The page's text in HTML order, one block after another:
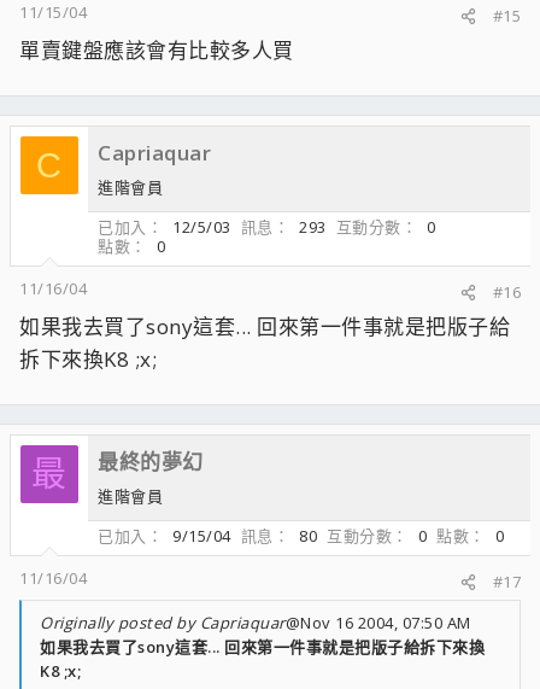
11/15/04
#15
單賣鍵盤應該會有比較多人買
C Capriaquar
進階會員
已加入
12/5/03 訊息 293 互動分數
0
點數
0
11/16/04
#16
如果我去買了sony這套... 回來第一件事就是把版子給
拆下來換K8 ;x;
最 最終的夢幻
進階會員
已加入
9/15/04 訊息 80 互動分數 0 點數
0
11/16/04
#17
Originally posted by Capriaquar@Nov 16 2004, 07:50 AM
如果我去買了sony這套... 回來第一件事就是把版子給拆下來換
K8 ;x;